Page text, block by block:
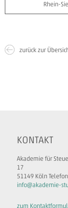
Rhein-
zurück zur
KONTAKT
Akademie für
17
51149 Köln
info@akademie-
zum